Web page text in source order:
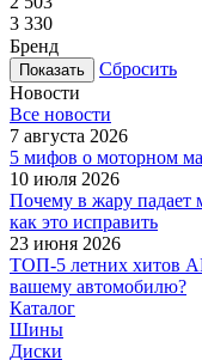
3 330
Бренд
Сбросить
Новости
Все новости
7 августа 2026
5 мифов о моторном
10 июля 2026
Почему в жару падает
как это исправить
23 июня 2026
ТОП-5 летних хитов
вашему автомобилю?
Каталог
Шины
Диски